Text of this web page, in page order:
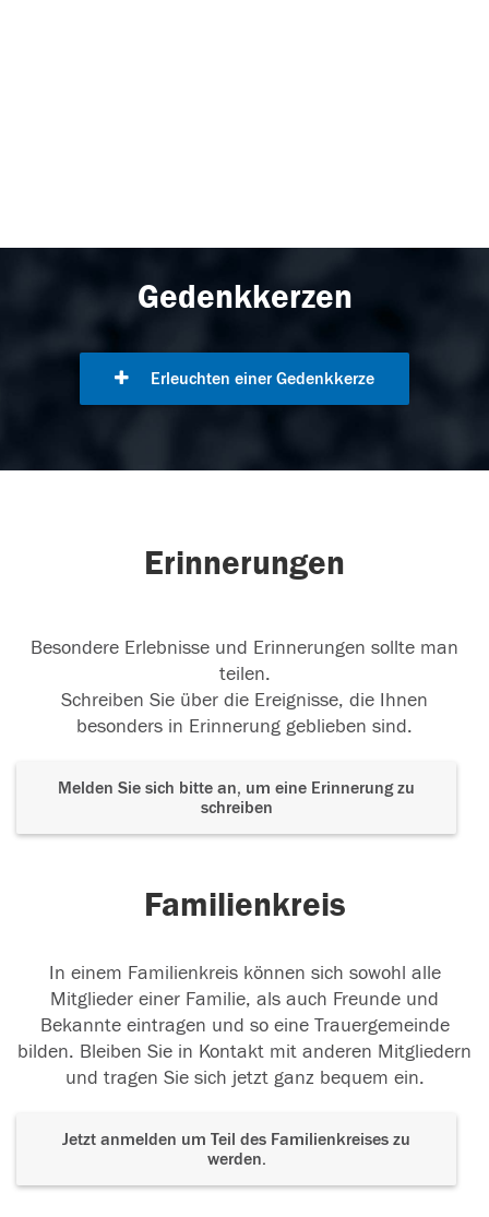
Gedenkkerzen
Erleuchten einer Gedenkkerze
Erinnerungen
Besondere Erlebnisse und Erinnerungen sollte man
teilen.
Schreiben Sie über die Ereignisse, die Ihnen
besonders in Erinnerung geblieben sind.
Melden Sie sich bitte an, um eine Erinnerung zu
schreiben
Familienkreis
In einem Familienkreis können sich sowohl alle
Mitglieder einer Familie, als auch Freunde und
Bekannte eintragen und so eine Trauergemeinde
bilden. Bleiben Sie in Kontakt mit anderen Mitgliedern
und tragen Sie sich jetzt ganz bequem ein.
Jetzt anmelden um Teil des Familienkreises zu
werden.